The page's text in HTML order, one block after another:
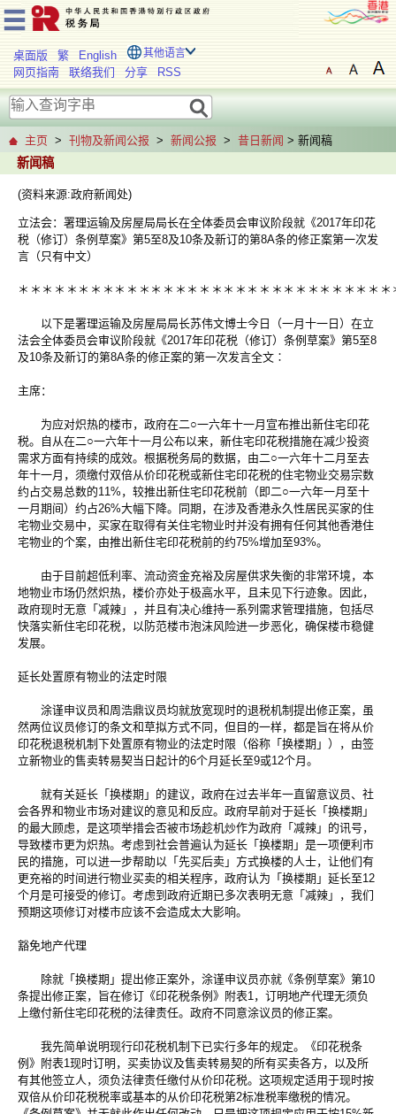
桌面版 繁 English 其他语言
网页指南 联络我们 分享 RSS
主页 > 刊物及新闻公报 > 新闻公报 > 昔日新闻 > 新闻稿
新闻稿
(资料来源:政府新闻处)
立法会：署理运输及房屋局局长在全体委员会审议阶段就《2017年印花
税（修订）条例草案》第5至8及10条及新订的第8A条的修正案第一次发
言（只有中文）
＊ ＊ ＊ ＊ ＊ ＊ ＊ ＊ ＊ ＊ ＊ ＊ ＊ ＊ ＊ ＊ ＊ ＊ ＊ ＊ ＊ ＊ ＊ ＊ ＊ ＊ ＊ ＊ ＊ ＊ ＊
以下是署理运输及房屋局局长苏伟文博士今日（一月十一日）在立
法会全体委员会审议阶段就《2017年印花税（修订）条例草案》第5至8
及10条及新订的第8A条的修正案的第一次发言全文∶
主席：
为应对炽热的楼市，政府在二○一六年十一月宣布推出新住宅印花
税。自从在二○一六年十一月公布以来，新住宅印花税措施在减少投资
需求方面有持续的成效。根据税务局的数据，由二○一六年十二月至去
年十一月，须缴付双倍从价印花税或新住宅印花税的住宅物业交易宗数
约占交易总数的11%，较推出新住宅印花税前（即二○一六年一月至十
一月期间）约占26%大幅下降。同期，在涉及香港永久性居民买家的住
宅物业交易中，买家在取得有关住宅物业时并没有拥有任何其他香港住
宅物业的个案，由推出新住宅印花税前的约75%增加至93%。
由于目前超低利率、流动资金充裕及房屋供求失衡的非常环境，本
地物业市场仍然炽热，楼价亦处于极高水平，且未见下行迹象。因此，
政府现时无意「减辣」，并且有决心维持一系列需求管理措施，包括尽
快落实新住宅印花税，以防范楼市泡沫风险进一步恶化，确保楼市稳健
发展。
延长处置原有物业的法定时限
涂谨申议员和周浩鼎议员均就放宽现时的退税机制提出修正案，虽
然两位议员修订的条文和草拟方式不同，但目的一样，都是旨在将从价
印花税退税机制下处置原有物业的法定时限（俗称「换楼期」），由签
立新物业的售卖转易契当日起计的6个月延长至9或12个月。
就有关延长「换楼期」的建议，政府在过去半年一直留意议员、社
会各界和物业市场对建议的意见和反应。政府早前对于延长「换楼期」
的最大顾虑，是这项举措会否被市场趁机炒作为政府「减辣」的讯号，
导致楼市更为炽热。考虑到社会普遍认为延长「换楼期」是一项便利市
民的措施，可以进一步帮助以「先买后卖」方式换楼的人士，让他们有
更充裕的时间进行物业买卖的相关程序，政府认为「换楼期」延长至12
个月是可接受的修订。考虑到政府近期已多次表明无意「减辣」，我们
预期这项修订对楼市应该不会造成太大影响。
豁免地产代理
除就「换楼期」提出修正案外，涂谨申议员亦就《条例草案》第10
条提出修正案，旨在修订《印花税条例》附表1，订明地产代理无须负
上缴付新住宅印花税的法律责任。政府不同意涂议员的修正案。
我先简单说明现行印花税机制下已实行多年的规定。《印花税条
例》附表1现时订明，买卖协议及售卖转易契的所有买卖各方，以及所
有其他签立人，须负法律责任缴付从价印花税。这项规定适用于现时按
双倍从价印花税税率或基本的从价印花税第2标准税率缴税的情况。